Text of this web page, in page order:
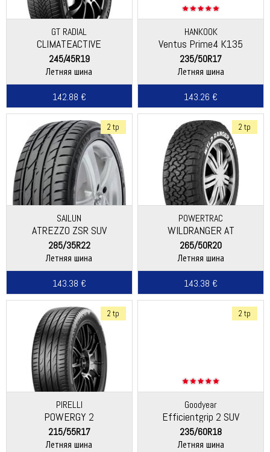
GT RADIAL
CLIMATEACTIVE
245/45R19
Летняя шина
142.88 €
HANKOOK
Ventus Prime4 K135
235/50R17
Летняя шина
143.26 €
2 tp
SAILUN
ATREZZO ZSR SUV
285/35R22
Летняя шина
143.38 €
2 tp
POWERTRAC
WILDRANGER AT
265/50R20
Летняя шина
143.38 €
2 tp
PIRELLI
POWERGY 2
215/55R17
Летняя шина
2 tp
Goodyear
Efficientgrip 2 SUV
235/60R18
Летняя шина